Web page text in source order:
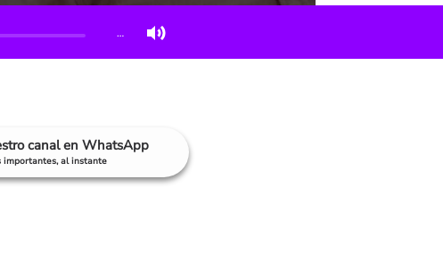
…
canal en WhatsApp
importantes, al instante